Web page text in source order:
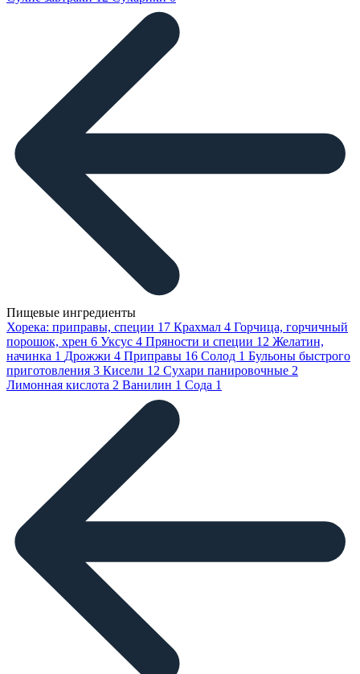
Пищевые ингредиенты
Хорека: приправы, специи 17 Крахмал 4 Горчица, горчичный
порошок, хрен 6 Уксус 4 Пряности и специи 12 Желатин,
начинка 1 Дрожжи 4 Приправы 16 Солод 1 Бульоны быстрого
приготовления 3 Кисели 12 Сухари панировочные 2
Лимонная кислота 2 Ванилин 1 Сода 1